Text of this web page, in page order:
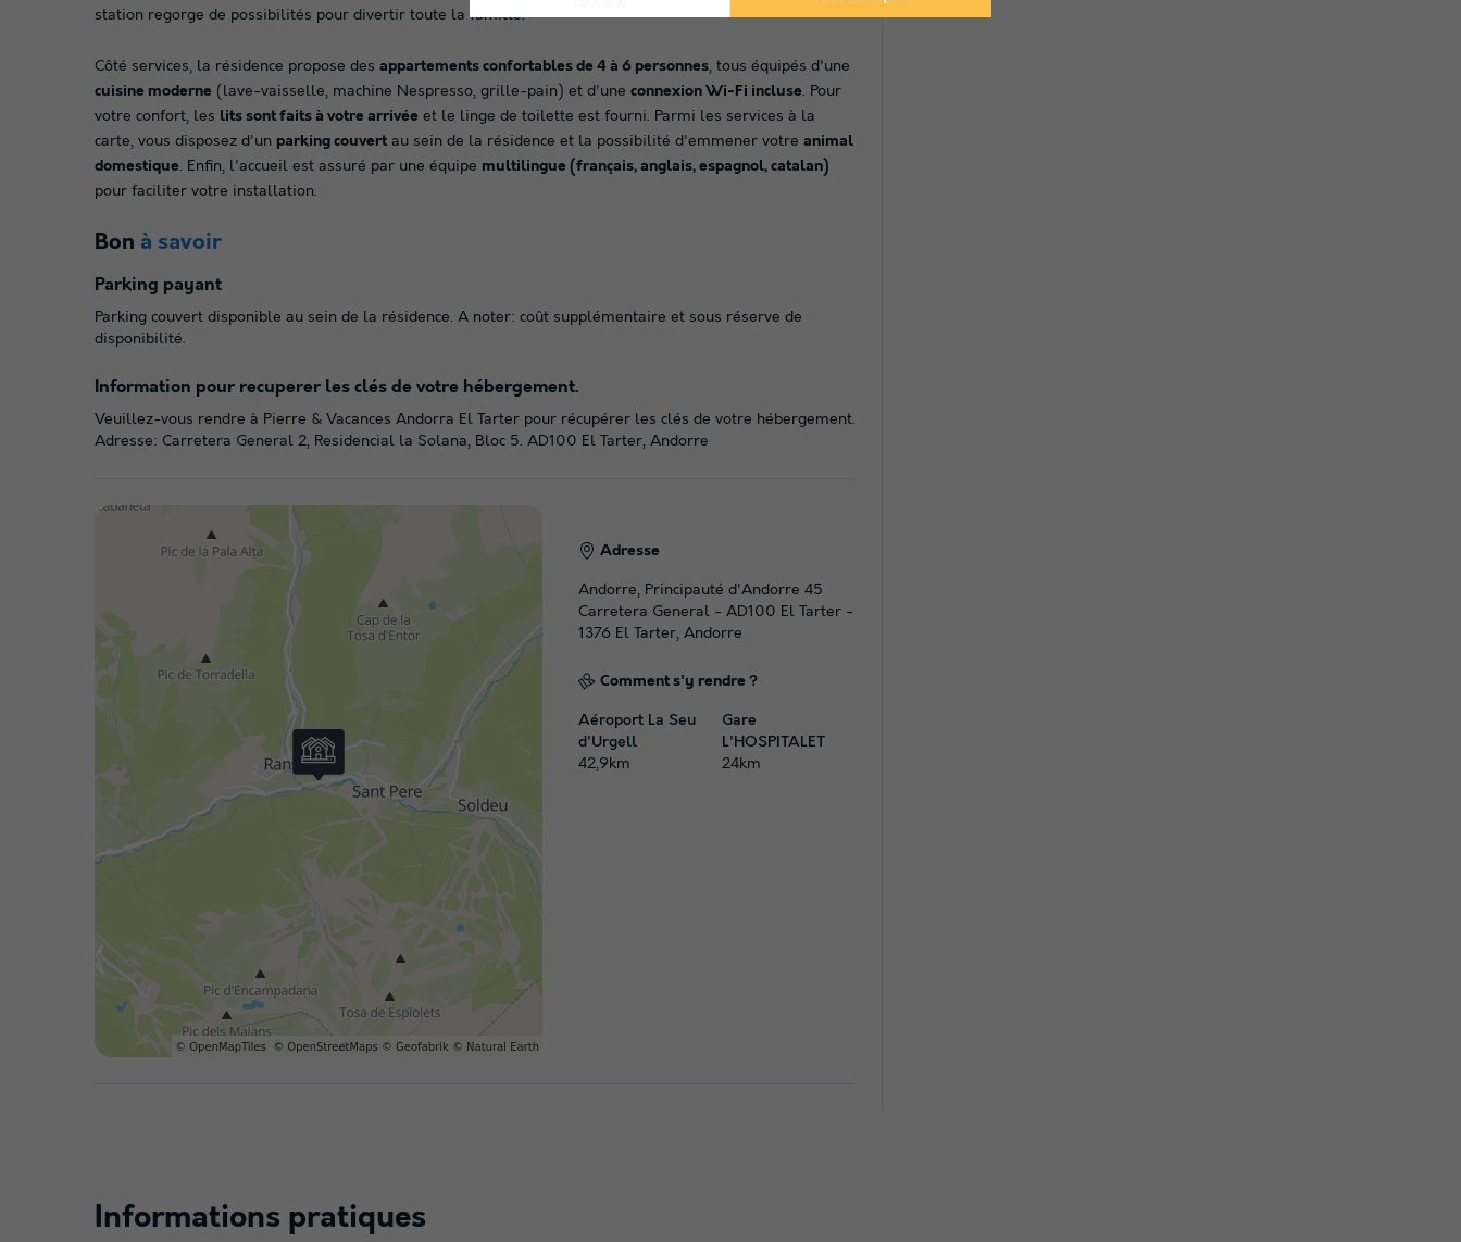
station regorge de possibilités pour divertir toute la famille.
Côté services, la résidence propose des appartements confortables de 4 à 6 personnes, tous équipés d'une
cuisine moderne (lave-vaisselle, machine Nespresso, grille-pain) et d'une connexion Wi-Fi incluse. Pour
votre confort, les lits sont faits à votre arrivée et le linge de toilette est fourni. Parmi les services à la
carte, vous disposez d'un parking couvertau sein de la résidence et la possibilité d'emmener votre animal
domestique. Enfin, l'accueil est assuré par une équipe multilingue (français, anglais, espagnol, catalan)
pour faciliter votre installation.
Bon à savoir
Parking payant
Parking couvert disponible au sein de la résidence. A noter: coût supplémentaire et sous réserve de
disponibilité.
Information pour recuperer les clés de votre hébergement.
Veuillez-vous rendre à Pierre & Vacances Andorra El Tarter pour récupérer les clés de votre hébergement.
Adresse: Carretera General 2, Residencial la Solana, Bloc 5. AD100 El Tarter, Andorre
Adresse
Andorre, Principauté d'Andorre 45
Carretera General - AD100 El Tarter -
1376 El Tarter, Andorre
Comment s'y rendre ?
Aéroport La Seu
d'Urgell
42,9km
Gare
L'HOSPITALET
24km
Informations pratiques